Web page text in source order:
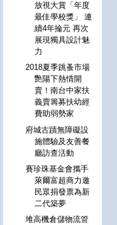
放視大賞「年度
最佳學校獎」 連
續4年掄元 再次
展現獨具設計魅
力
2018夏季跳蚤市場
艷陽下熱情開
賣！南台中家扶
義賣籌募扶幼經
費助弱勢家
府城古蹟無障礙設
施體驗及友善餐
廳訪查活動
賽珍珠基金會攜手
萊爾富超商力邀
民眾捐發票為新
二代築夢
堆高機倉儲物流管